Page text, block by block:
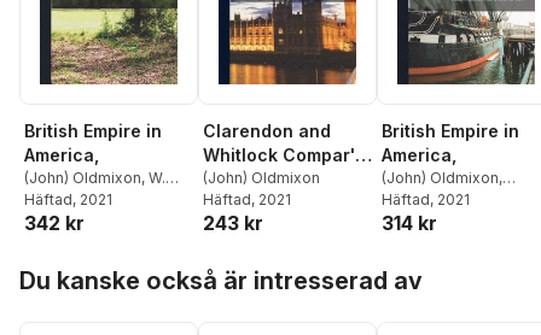
British Empire in
America,
(John) Oldmixon, W.
Fmo Ribrl Courtenay
Häftad, 2021
342 kr
Clarendon and
Whitlock Compar'd
[microform]. To
Which is
Occasionally
Comparison
History of the
(John) Oldmixon
Häftad, 2021
243 kr
British Empire in
America,
(John) Oldmixon,
Herman D. Moll
Ribrl Robinson
Häftad, 2021
314 kr
Du kanske också är intresserad av